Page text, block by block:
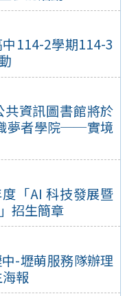
中114-2學期114-3
共資訊圖書館將於
夢者學院──實境
「AI 科技發展暨
招生簡章
-壢萌服務隊辦理
報